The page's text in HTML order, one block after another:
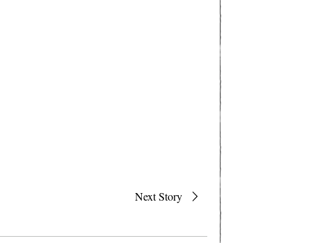
Next Story